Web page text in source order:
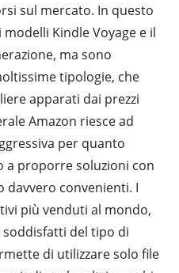
sul mercato. In questo
Kindle Voyage e il
ma sono
tipologie, che
apparati dai prezzi
Amazon riesce ad
per quanto
a proporre soluzioni con
convenienti. I
più venduti al mondo,
del tipo di
di utilizzare solo file